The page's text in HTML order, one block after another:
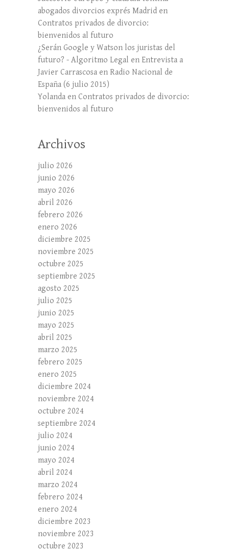
abogados divorcios exprés Madrid en
Contratos privados de divorcio:
bienvenidos al futuro
¿Serán Google y Watson los juristas del
futuro? - Algoritmo Legal en Entrevista a
Javier Carrascosa en Radio Nacional de
España (6 julio 2015)
Yolanda en Contratos privados de divorcio:
bienvenidos al futuro
Archivos
julio 2026
junio 2026
mayo 2026
abril 2026
febrero 2026
enero 2026
diciembre 2025
noviembre 2025
octubre 2025
septiembre 2025
agosto 2025
julio 2025
junio 2025
mayo 2025
abril 2025
marzo 2025
febrero 2025
enero 2025
diciembre 2024
noviembre 2024
octubre 2024
septiembre 2024
julio 2024
junio 2024
mayo 2024
abril 2024
marzo 2024
febrero 2024
enero 2024
diciembre 2023
noviembre 2023
octubre 2023